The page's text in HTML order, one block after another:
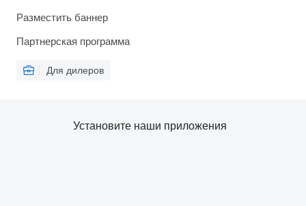
Разместить баннер
Партнерская программа
Для дилеров
Установите наши приложения